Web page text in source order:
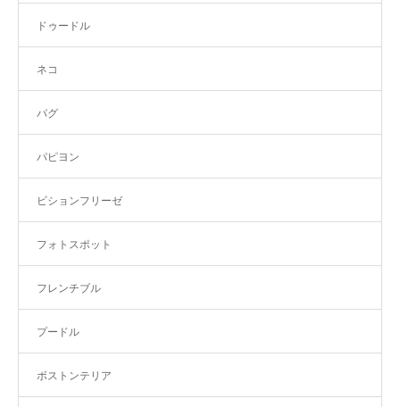
ドゥードル
ネコ
パグ
パピヨン
ビションフリーゼ
フォトスポット
フレンチブル
プードル
ボストンテリア